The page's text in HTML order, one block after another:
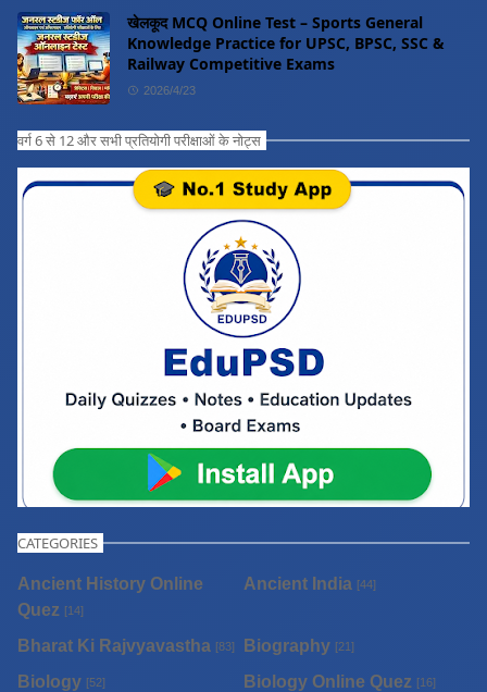
खेलकूद MCQ Online Test – Sports General
Knowledge Practice for UPSC, BPSC, SSC &
Railway Competitive Exams
2026/4/23
वर्ग 6 से 12 और सभी प्रतियोगी परीक्षाओं के नोट्स
CATEGORIES
Ancient History Online
Quez [14]
Ancient India [44]
Bharat Ki Rajvyavastha [83] Biography [21]
Biology [52] Biology Online Quez [16]